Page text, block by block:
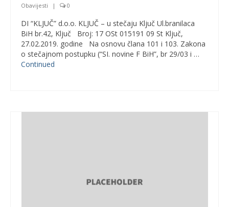
Obavijesti
| 0
DI “KLJUČ” d.o.o. KLJUČ – u stečaju Ključ Ul.branilaca
BiH br.42, Ključ Broj: 17 OSt 015191 09 St Ključ,
27.02.2019. godine Na osnovu člana 101 i 103. Zakona
o stečajnom postupku (“SI. novine F BiH”, br 29/03 i …
Continued